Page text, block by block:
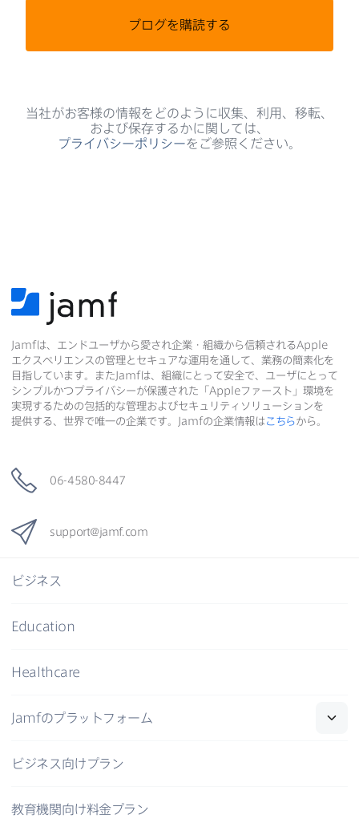
ブログを購読する
当社が​お客様の​情報を​どのように​収集、​利用、​移転、​
および​保存するかに​関しては、
プライバシーポリシーを​ご参照ください。
Jamfは、​エンドユーザから​愛され企業・組織から​信頼されるApple
エクスペリエンスの​管理と​セキュアな​運用を​通して、​業務の​簡素化を​
目指しています。​また Jamfは、​組織に​とって​安全で、​ユーザに​とって​
シンプルかつプライバシーが​保護された​「 Appleファースト」環境を​
実現する​ための​包括的な​管理および​セキュリティソリューションを​
提供する、​世界で​唯一の​企業です。
Jamfの​企業情報はこちらから。
06-4580-8447
support@jamf. com
ビジネス
Education
Healthcare
Jamfの​プラットフォーム
ビジネス向けプラン
教育機関向け料金プラン